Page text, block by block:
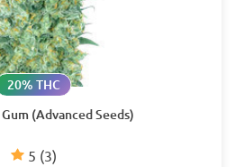
(Advanced Seeds)
5 (3)
20% THC